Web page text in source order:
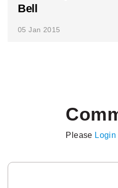
Bell
05 Jan 2015
Please Login